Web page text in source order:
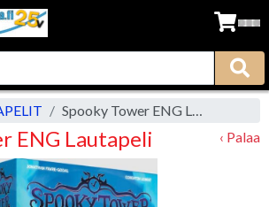
Spooky Tower ENG Lautapeli
ENG Lautapeli ‹ Palaa